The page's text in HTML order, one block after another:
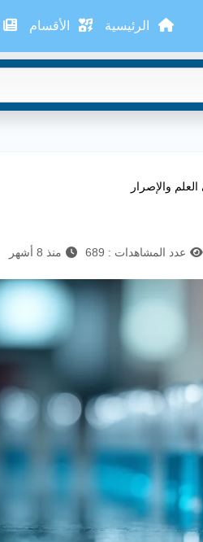
الرئيسية الأقسام
والإصرار
عدد المشاهدات : 689 منذ 8 أشهر